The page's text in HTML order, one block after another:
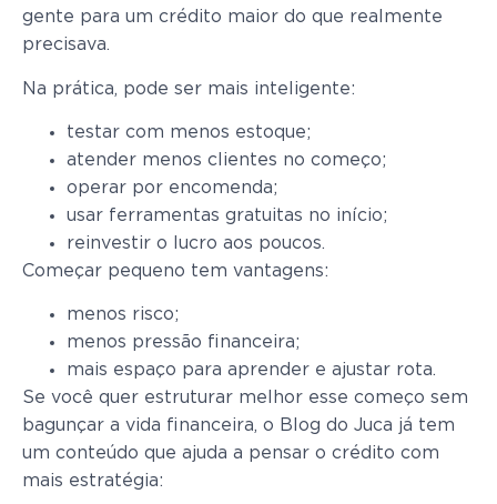
gente para um crédito maior do que realmente
precisava.
Na prática, pode ser mais inteligente:
testar com menos estoque;
atender menos clientes no começo;
operar por encomenda;
usar ferramentas gratuitas no início;
reinvestir o lucro aos poucos.
Começar pequeno tem vantagens:
menos risco;
menos pressão financeira;
mais espaço para aprender e ajustar rota.
Se você quer estruturar melhor esse começo sem
bagunçar a vida financeira, o Blog do Juca já tem
um conteúdo que ajuda a pensar o crédito com
mais estratégia: